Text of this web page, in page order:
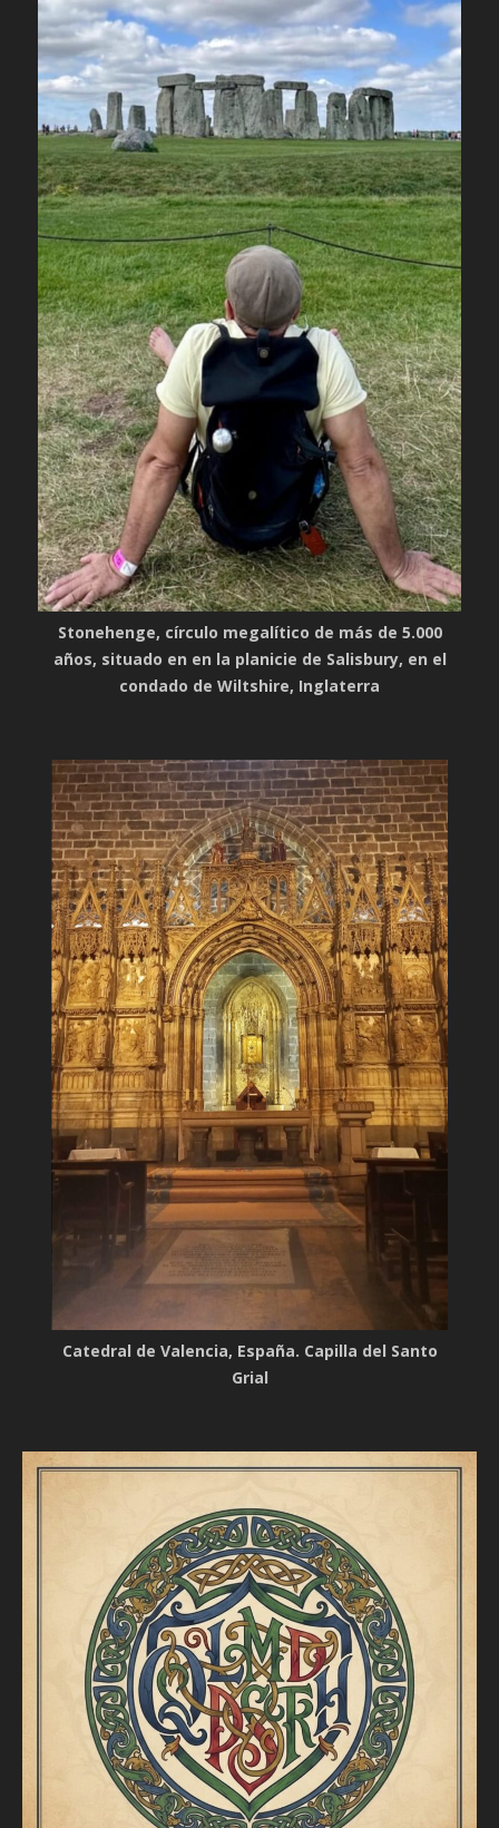
Stonehenge, círculo megalítico de más de 5.000
años, situado en en la planicie de Salisbury, en el
condado de Wiltshire, Inglaterra
Catedral de Valencia, España. Capilla del Santo
Grial